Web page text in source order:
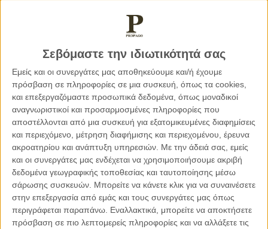
Σεβόμαστε την ιδιωτικότητά σας
Εμείς και οι συνεργάτες μας αποθηκεύουμε και/ή έχουμε
πρόσβαση σε πληροφορίες σε μια συσκευή, όπως τα cookies,
και επεξεργαζόμαστε προσωπικά δεδομένα, όπως μοναδικοί
αναγνωριστικοί και προσαρμοσμένες πληροφορίες που
αποστέλλονται από μια συσκευή για εξατομικευμένες διαφημίσεις
και περιεχόμενο, μέτρηση διαφήμισης και περιεχομένου, έρευνα
ακροατηρίου και ανάπτυξη υπηρεσιών. Με την άδειά σας, εμείς
και οι συνεργάτες μας ενδέχεται να χρησιμοποιήσουμε ακριβή
δεδομένα γεωγραφικής τοποθεσίας και ταυτοποίησης μέσω
σάρωσης συσκευών. Μπορείτε να κάνετε κλικ για να συναινέσετε
στην επεξεργασία από εμάς και τους συνεργάτες μας όπως
περιγράφεται παραπάνω. Εναλλακτικά, μπορείτε να αποκτήσετε
πρόσβαση σε πιο λεπτομερείς πληροφορίες και να αλλάξετε τις
Κέλλυ Καμπάκη
Κέλλυ Καμπάκη: Η μαμά της Έμμας
γράφει για την “ισόβια καταδίκη
της”
Γιάννης Πανούσης
Οι μόνοι αθώοι
Αντώνιος Ντακανάλης
Τέμπη: Η Κορυφή του Παγόβουνου